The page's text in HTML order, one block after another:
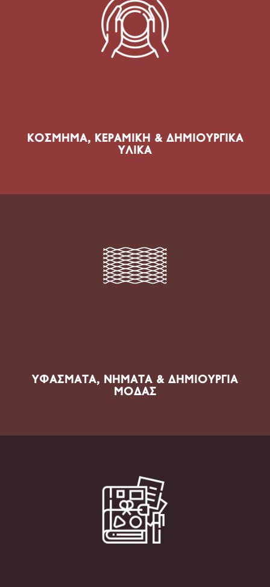
ΚΌΣΜΗΜΑ, ΚΕΡΑΜΙΚΉ & ΔΗΜΙΟΥΡΓΙΚΆ
ΥΛΙΚΆ
ΠΡΟΪΌΝΤΑ ΤΟΜΈΑ
Υλικά κοσμήματος, Εξαρτήματα, Ρητίνες,
ΥΦΆΣΜΑΤΑ, ΝΉΜΑΤΑ & ΔΗΜΙΟΥΡΓΊΑ
ΜΌΔΑΣ
ΠΡΟΪΌΝΤΑ ΤΟΜΈΑ
ΠΡΟΪΌΝΤΑ ΤΟΜΈΑ
Scrapbooking, Χαρτοτεχνία, Journaling, Decoupage,